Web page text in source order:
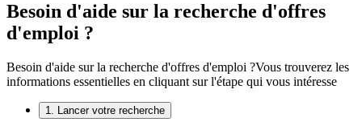
Besoin d'aide sur la recherche d'offres
d'emploi ?
Besoin d'aide sur la recherche d'offres d'emploi ?Vous trouverez les
informations essentielles en cliquant sur l'étape qui vous intéresse
1. Lancer votre recherche